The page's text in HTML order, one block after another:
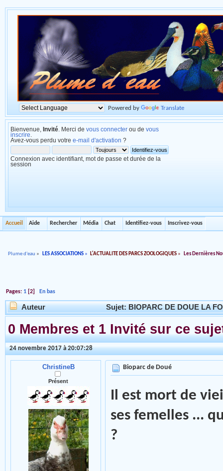
Powered by Translate
Bienvenue, Invité . Merci de vous connecter ou de vous
inscrire
Avez-vous perdu votre e-mail d'activation ?
Connexion avec identifiant, mot de passe et durée de la
session
Accueil Aide Rechercher Média Chat Identifiez-vous Inscrivez-vous
Plume d'eau » LES ASSOCIATIONS» L'ACTUALITE DES PARCS ZOOLOGIQUES » Les Dernières
Pages: 1 [2]En bas
Auteur Sujet: BIOPARC DE DOUE LA
0 Membres et 1 Invité sur ce
24 novembre 2017 à 20:07:28
ChristineB
Présent
Bioparc de Doué
Il est mort de
ses femelles ...
?